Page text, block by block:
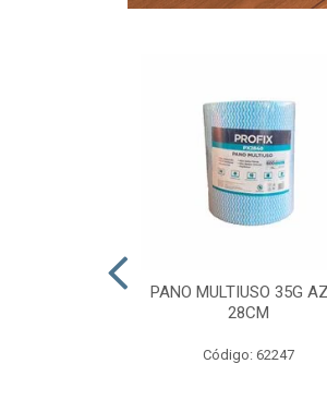
PANO MULTIUSO 35G
28CM
Código: 62247